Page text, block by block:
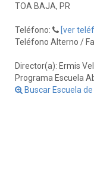
TOA BAJA, PR
Teléfono:
[ver
Teléfono Alterno /
Director(a): Ermis
Programa Escuela
Buscar Escuela